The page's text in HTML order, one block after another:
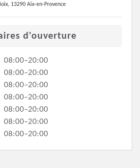
13290 Aix-en-Provence
d'ouverture
08:00–20:00
08:00–20:00
08:00–20:00
08:00–20:00
08:00–20:00
08:00–20:00
08:00–20:00